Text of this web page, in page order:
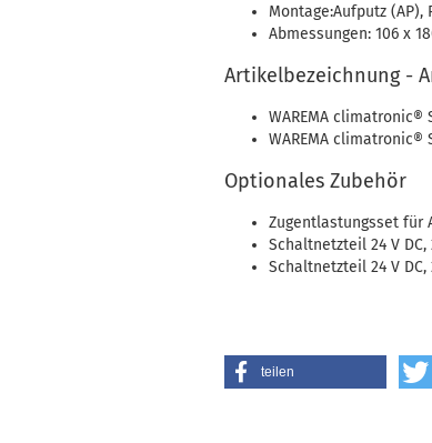
Montage:Aufputz (AP),
Abmessungen: 106 x
Artikelbezeichnung -
WAREMA climatronic®
WAREMA climatronic®
Optionales Zubehör
Zugentlastungsset für
Schaltnetzteil 24 V DC,
Schaltnetzteil 24 V DC,
teilen